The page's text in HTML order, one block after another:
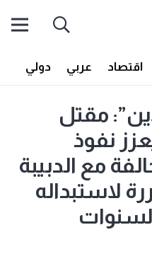
اقتصاد عربي دولي
مقتل
نفوذ
مع الدبيبة
لاستبداله